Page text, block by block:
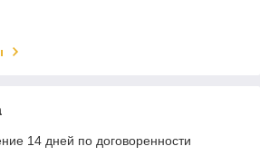
14 дней по договоренности